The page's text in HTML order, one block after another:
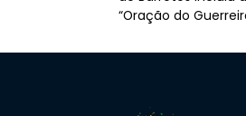
“Oração do